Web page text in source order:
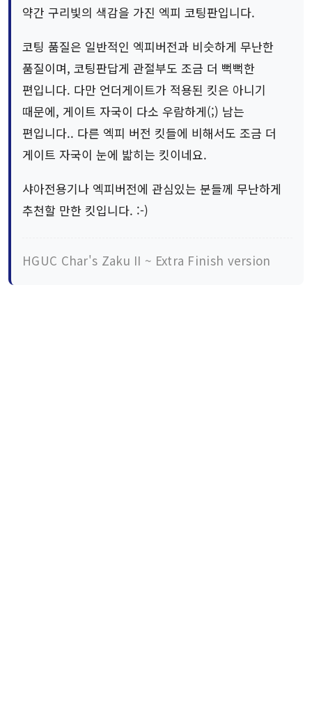
약간 구리빛의 색감을 가진 엑피 코팅판입니다.
코팅 품질은 일반적인 엑피버전과 비슷하게 무난한
품질이며, 코팅판답게 관절부도 조금 더 뻑뻑한
편입니다. 다만 언더게이트가 적용된 킷은 아니기
때문에, 게이트 자국이 다소 우람하게(;) 남는
편입니다.. 다른 엑피 버전 킷들에 비해서도 조금 더
게이트 자국이 눈에 밟히는 킷이네요.
샤아전용기나 엑피버전에 관심있는 분들께 무난하게
추천할 만한 킷입니다. :-)
HGUC Char's Zaku II ~ Extra Finish version